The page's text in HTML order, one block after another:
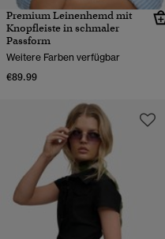
Premium Leinenhemd mit
Knopfleiste in schmaler
Passform
Weitere Farben verfügbar
€89.99